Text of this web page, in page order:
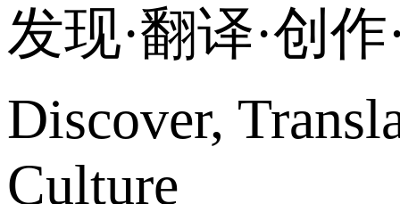
发现·翻译·创
Discover,
Culture